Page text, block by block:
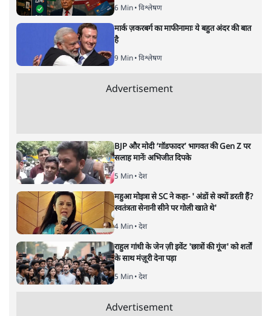
6 Min• विश्लेषण
मार्क ज़करबर्ग का माफीनामाः ये बहुत अंदर की बात
है
9 Min• विश्लेषण
Advertisement
BJP और मोदी ‘गॉडफादर’ भागवत की Gen Z पर
सलाह मानेंः अभिजीत दिपके
5 Min• देश
महुआ मोइत्रा से SC ने कहा- ' अंडों से क्यों डरती हैं?
स्वतंत्रता सेनानी सीने पर गोली खाते थे'
4 Min• देश
राहुल गांधी के जेन ज़ी इवेंट 'छात्रों की गूंज' को शर्तों
के साथ मंज़ूरी देना पड़ा
5 Min• देश
Advertisement